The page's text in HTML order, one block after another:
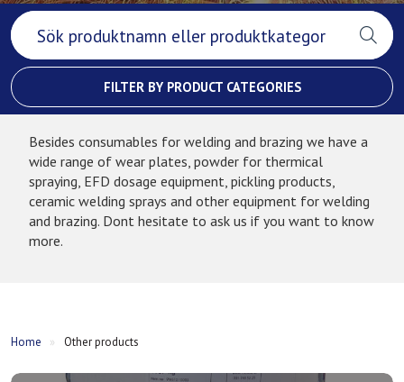
FILTER BY PRODUCT CATEGORIES
Besides consumables for welding and brazing we have a
wide range of wear plates, powder for thermical
spraying, EFD dosage equipment, pickling products,
ceramic welding sprays and other equipment for welding
and brazing. Dont hesitate to ask us if you want to know
more.
Home » Other products